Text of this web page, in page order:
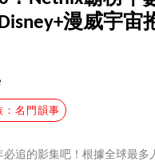
漫威宇宙
：名門韻事
追的影集吧！根據全球最多